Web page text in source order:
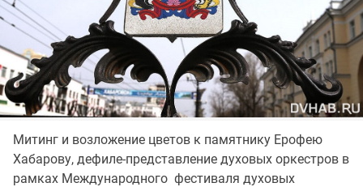
Митинг и возложение цветов к памятнику Ерофею
Хабарову, дефиле-представление духовых оркестров в
рамках Международного фестиваля духовых